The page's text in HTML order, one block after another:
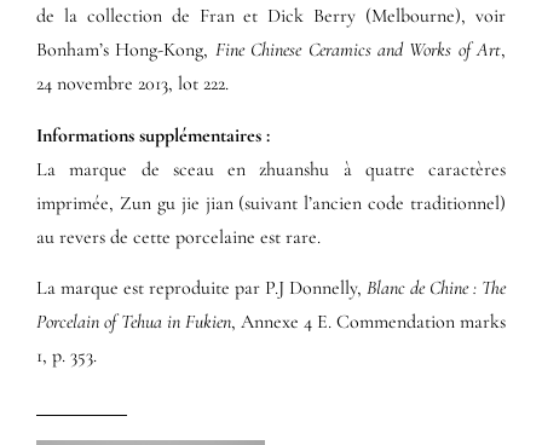
de la collection de Fran et Dick Berry (Melbourne), voir
Bonham’s Hong-Kong, Fine Chinese Ceramics and Works of Art,
24 novembre 2013, lot 222.
Informations supplémentaires​ :​
La marque de sceau en zhuanshu à quatre caractères
imprimée, Zun gu jie jian (suivant l’ancien code traditionnel)
au revers de cette porcelaine est rare.
La marque est reproduite par P.J Donnelly, Blanc de Chine : The
Porcelain of Tehua in Fukien, Annexe 4 E. Commendation marks
1, p. 353.